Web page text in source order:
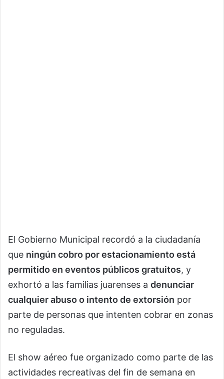
El Gobierno Municipal recordó a la ciudadanía
que ningún cobro por estacionamiento está
permitido en eventos públicos gratuitos, y
exhortó a las familias juarenses a denunciar
cualquier abuso o intento de extorsión por
parte de personas que intenten cobrar en zonas
no reguladas.
El show aéreo fue organizado como parte de las
actividades recreativas del fin de semana en